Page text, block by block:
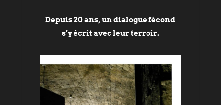
Depuis 20 ans, un dialogue fécond
s’y écrit avec leur terroir.